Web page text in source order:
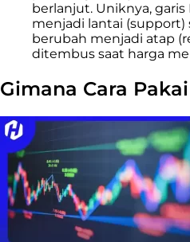
berlanjut. Uniknya,
menjadi lantai (support)
berubah menjadi atap
ditembus saat harga
Gimana Cara